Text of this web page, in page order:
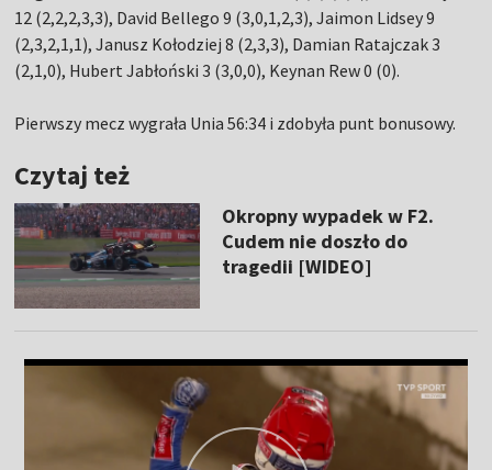
12 (2,2,2,3,3), David Bellego 9 (3,0,1,2,3), Jaimon Lidsey 9
(2,3,2,1,1), Janusz Kołodziej 8 (2,3,3), Damian Ratajczak 3
(2,1,0), Hubert Jabłoński 3 (3,0,0), Keynan Rew 0 (0).
Pierwszy mecz wygrała Unia 56:34 i zdobyła punt bonusowy.
Czytaj też
Okropny wypadek w F2.
Cudem nie doszło do
tragedii [WIDEO]